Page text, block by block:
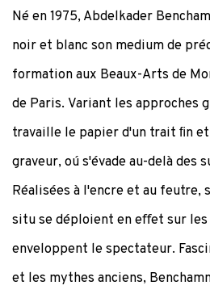
Né en 1975, Abdelkader
noir et blanc son medium de
formation aux Beaux-Arts de
de Paris. Variant les approches
travaille le papier d'un trait ﬁn
graveur, oú s'évade au-delà des
Réalisées à l'encre et au feutre,
situ se déploient en eﬀet sur les
enveloppent le spectateur.
et les mythes anciens,